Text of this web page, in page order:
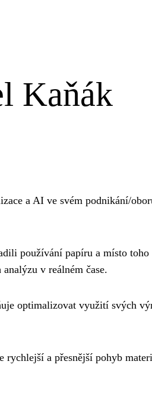
Kaňák
a AI ve svém podnikání/
používání papíru a místo
v reálném čase.
optimalizovat využití svých
a přesnější pohyb